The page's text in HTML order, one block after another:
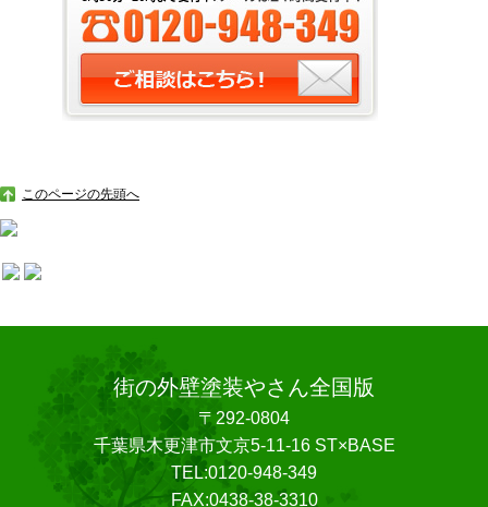
このページの先頭へ
街の外壁塗装やさん全国版
〒292-0804
千葉県木更津市文京5-11-16 ST×BASE
TEL:0120-948-349
FAX:0438-38-3310